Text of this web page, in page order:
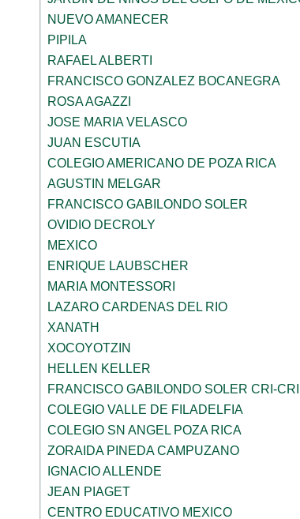
NUEVO AMANECER
PIPILA
RAFAEL ALBERTI
FRANCISCO GONZALEZ BOCANEGRA
ROSA AGAZZI
JOSE MARIA VELASCO
JUAN ESCUTIA
COLEGIO AMERICANO DE POZA RICA
AGUSTIN MELGAR
FRANCISCO GABILONDO SOLER
OVIDIO DECROLY
MEXICO
ENRIQUE LAUBSCHER
MARIA MONTESSORI
LAZARO CARDENAS DEL RIO
XANATH
XOCOYOTZIN
HELLEN KELLER
FRANCISCO GABILONDO SOLER CRI-CRI
COLEGIO VALLE DE FILADELFIA
COLEGIO SN ANGEL POZA RICA
ZORAIDA PINEDA CAMPUZANO
IGNACIO ALLENDE
JEAN PIAGET
CENTRO EDUCATIVO MEXICO